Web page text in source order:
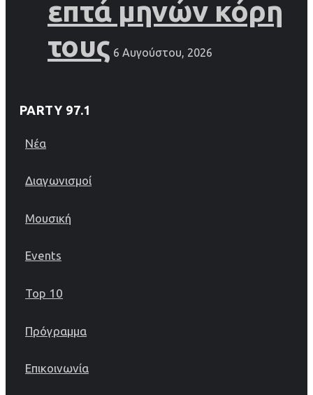
επτά μηνών κόρη
τους 6 Αυγούστου, 2026
PARTY 97.1
Νέα
Διαγωνισμοί
Μουσική
Events
Top 10
Πρόγραμμα
Επικοινωνία